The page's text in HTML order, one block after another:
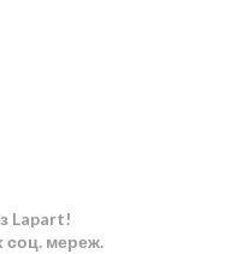
з Lapart!
соц. мереж.